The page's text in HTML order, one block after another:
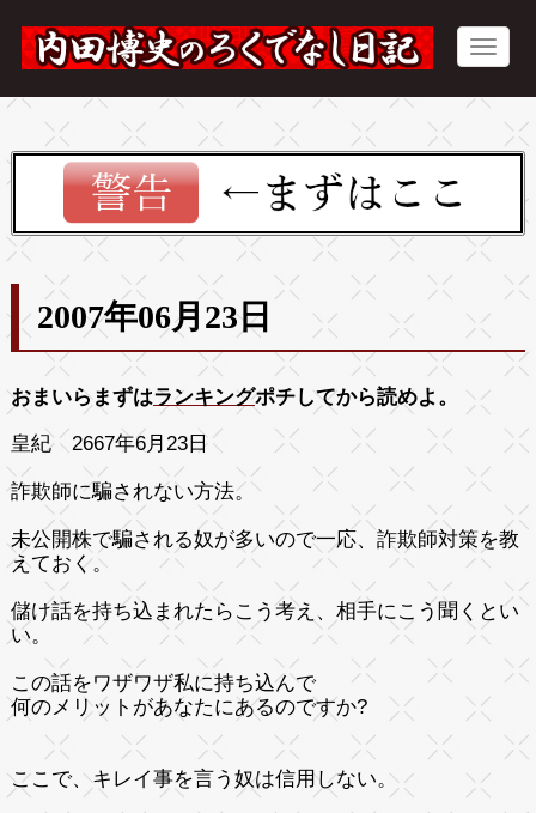
2007年06月23日
おまいらまずはランキングポチしてから読めよ。
皇紀 2667年6月23日
詐欺師に騙されない方法。
未公開株で騙される奴が多いので一応、詐欺師対策を教
えておく。
儲け話を持ち込まれたらこう考え、相手にこう聞くとい
い。
この話をワザワザ私に持ち込んで
何のメリットがあなたにあるのですか?
ここで、キレイ事を言う奴は信用しない。